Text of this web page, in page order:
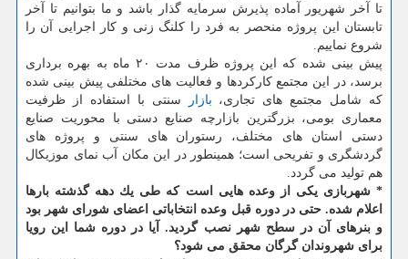
تا آخر شهریور آماده پذیرش سرمایه گذار باشد و ما بتوانیم تا آخر
تابستان این پروژه منحصر به فرد را كلنگ زنی و كار اجرایی آن را
شروع نماییم.
پیش بینی شده كه این پروژه ظرف مدت ۲۰ ماه به بهره برداری
برسد، در این مجتمع كاركردها و فعالیت های مختلفی پیش بینی شده
كه شامل مجتمع های تجاری، بازار
سنتی با استفاده از ظرفیت
معماری بومی، بزرگترین بازارچه صنایع دستی با محوریت صنایع
دستی استان های مختلف، رستوران های سنتی و پروژه های
گردشگری و تفریحی است؛ همینطور در این مكان آب نمای موزیكال
هم تولید می گردد.
* شهربازی یكی از وعده هایی است كه طی یك دهه گذشته بارها
اعلام شده. حتی در دوره قبل وعده انتخاباتی اعضای شورای شهر بود
و بنرهای آن در سطح شهر نصب گردید. آیا در دوره شما این رویا
برای شهروندان گرگان محقق می شود؟